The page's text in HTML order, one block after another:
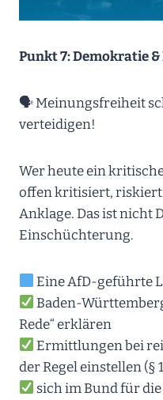
Punkt 7: Demokratie
🗣 Meinungsfreiheit
verteidigen!
Wer heute ein
offen kritisiert,
Anklage. Das ist nicht
Einschüchterung.
Eine AfD-geführte
Baden-
Rede“ erklären
Ermittlungen bei
der Regel einstellen (§
sich im Bund für